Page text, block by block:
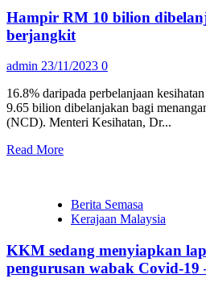
Hampir RM 10 bilion
berjangkit
admin 23/11/2023 0
16.8% daripada perbelanjaan
9.65 bilion dibelanjakan bagi
(NCD). Menteri Kesihatan, Dr...
Read More
Berita Semasa
Kerajaan Malaysia
KKM sedang menyiapkan
pengurusan wabak Covid-19